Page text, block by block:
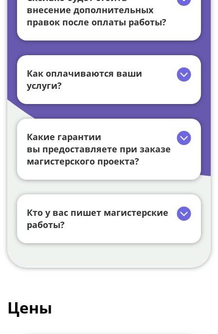
внесение дополнительных
правок после оплаты работы?
Как оплачиваются ваши
услуги?
Какие гарантии
вы предоставляете при заказе
магистерского проекта?
Кто у вас пишет магистерские
работы?
Цены